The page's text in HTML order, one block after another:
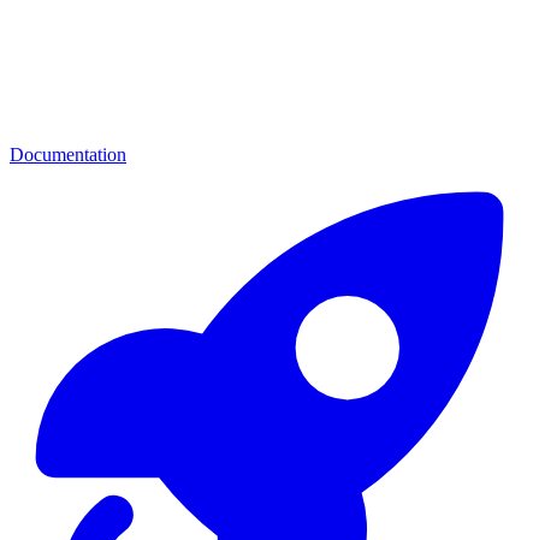
Documentation